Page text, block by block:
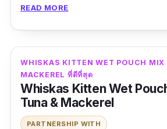
รสดี
ข้อเสีย
ปริมาณน้อย
READ MORE
WHISKAS KITTEN WET POUCH MIX
MACKEREL ที่ดีที่สุด
Whiskas Kitten Wet
Tuna & Mackerel
PARTNERSHIP WITH